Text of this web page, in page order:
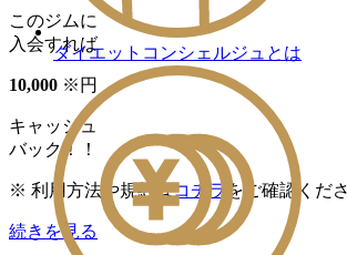
ダイエットコンシェルジュとは
このジムに
入会すれば
10,000 ※ 円
キャッシュ
バック！！
※ 利用方法や規約はコチラ をご確認くだ
続きを見る